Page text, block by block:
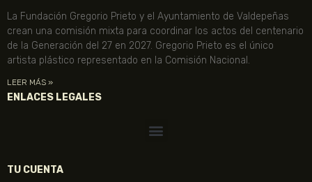
La Fundación Gregorio Prieto y el Ayuntamiento de Valdepeñas
crean una comisión mixta para coordinar los actos del centenario
de la Generación del 27 en 2027. Gregorio Prieto es el único
artista plástico representado en la Comisión Nacional.
LEER MÁS »
ENLACES LEGALES
TU CUENTA